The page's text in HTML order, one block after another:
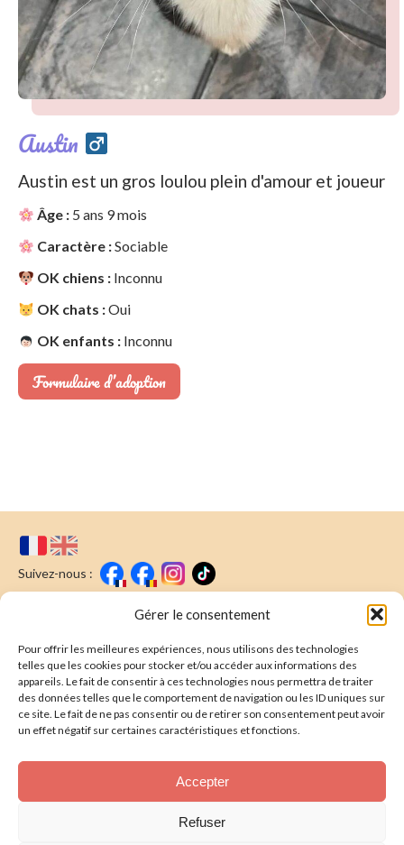
Gérer le consentement
Pour offrir les meilleures expériences, nous utilisons des technologies
telles que les cookies pour stocker et/ou accéder aux informations des
appareils. Le fait de consentir à ces technologies nous permettra de traiter
des données telles que le comportement de navigation ou les ID uniques sur
ce site. Le fait de ne pas consentir ou de retirer son consentement peut avoir
un effet négatif sur certaines caractéristiques et fonctions.
Accepter
Refuser
Austin
Austin est un gros loulou plein d'amour et joueur
Âge : 5 ans 9 mois
Caractère :Sociable
OK chiens : Inconnu
OK chats :Oui
OK enfants : Inconnu
Formulaire d’adoption
Suivez-nous :
Nous écrire
Newsletter
E-mail* : Souscrire
J'ai lu & j'accepte lapolitique de confidentalité